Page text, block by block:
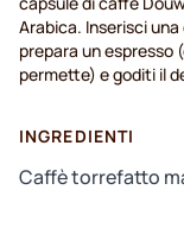
Arabica. Inserisciuna
prepara un espresso
permette) egoditi il
INGREDIENTI
Caffè torrefatto